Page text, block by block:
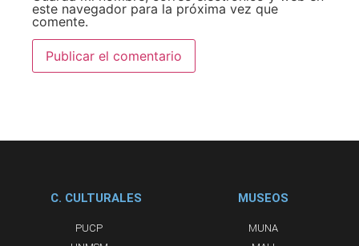
este navegador para la próxima vez que
comente.
C. CULTURALES
PUCP
MUSEOS
MUNA